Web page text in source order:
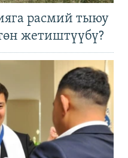
расмий тыюу
жетиштүүбү?